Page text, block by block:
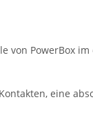
von PowerBox
eine